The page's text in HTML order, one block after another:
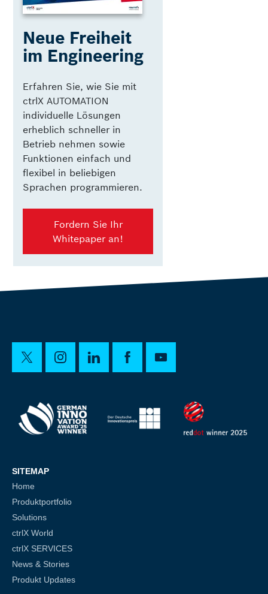
Neue Freiheit
im Engineering
Erfahren Sie, wie Sie mit
ctrlX AUTOMATION
individuelle Lösungen
erheblich schneller in
Betrieb nehmen sowie
Funktionen einfach und
flexibel in beliebigen
Sprachen programmieren.
Fordern Sie Ihr
Whitepaper an!
SITEMAP
Home
Produktportfolio
Solutions
ctrlX World
ctrlX SERVICES
News & Stories
Produkt Updates